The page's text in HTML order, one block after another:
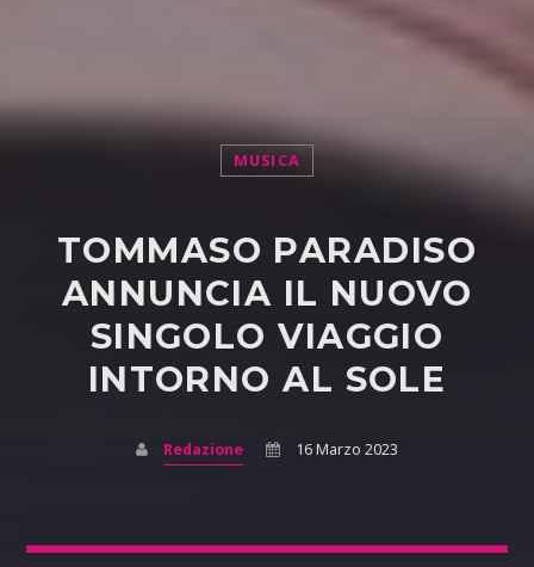
MUSICA
TOMMASO PARADISO
ANNUNCIA IL NUOVO
SINGOLO VIAGGIO
INTORNO AL SOLE
Redazione 16 Marzo 2023